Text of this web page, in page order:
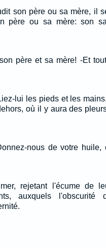
son père ou sa mère, il
père ou sa mère: son
père et sa mère! -Et
lui les pieds et les
où il y aura des
nous de votre huile,
rejetant l'écume de
auxquels l'obscurité